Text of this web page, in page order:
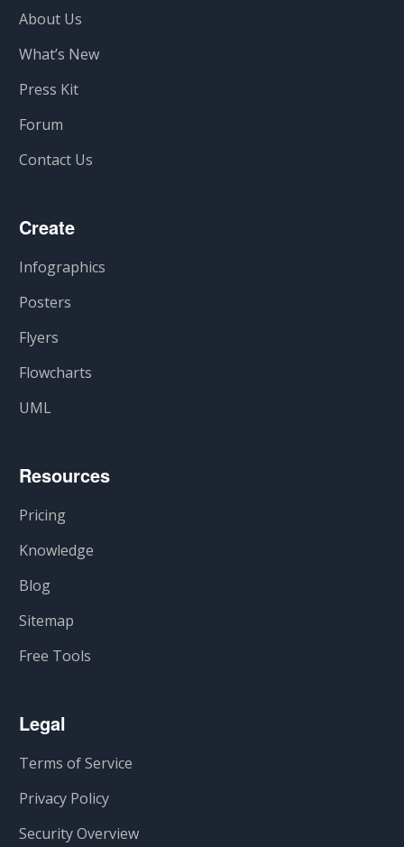
About Us
What’s New
Press Kit
Forum
Contact Us
Create
Infographics
Posters
Flyers
Flowcharts
UML
Resources
Pricing
Knowledge
Blog
Sitemap
Free Tools
Legal
Terms of Service
Privacy Policy
Security Overview